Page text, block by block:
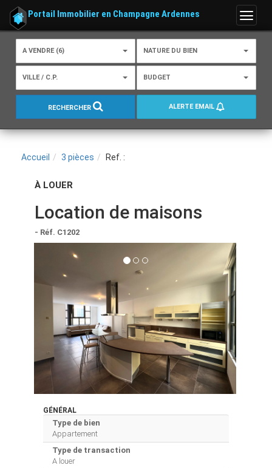
Menu
Portail Immobilier en Champagne Ardennes
A VENDRE (6) NATURE DU BIEN
VILLE / C.P. BUDGET
RECHERCHER ALERTE EMAIL
Accueil 3 pièces Ref. :
À LOUER
Location de maisons
- Réf. C1202
GÉNÉRAL
Type de bien
Appartement
Type de transaction
A louer